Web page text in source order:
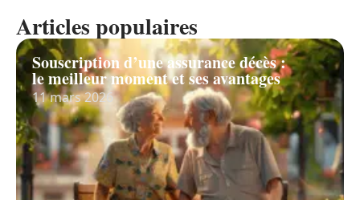
Articles populaires
Souscription d’une assurance décès :
le meilleur moment et ses avantages
11 mars 2026